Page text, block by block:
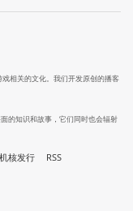
相关的文化。我们开发原创的播客
的知识和故事，它们同时也会辐射
机核发行 RSS